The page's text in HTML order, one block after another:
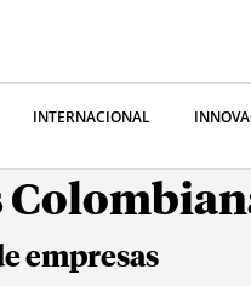
INTERNACIONAL
empresas